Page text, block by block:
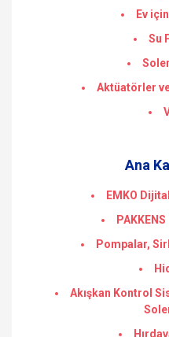
Ev
Su
Aktüatörler
Ana
EMKO
Pompalar,
Akışkan Kontrol